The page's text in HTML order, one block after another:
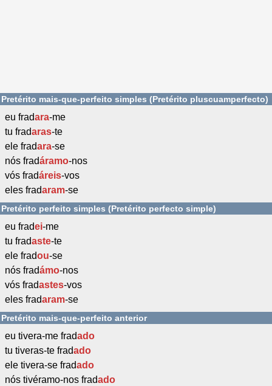
Pretérito mais-que-perfeito simples (Pretérito pluscuamperfecto)
eu fradara-me
tu fradaras-te
ele fradara-se
nós fradáramo-nos
vós fradáreis-vos
eles fradaram-se
Pretérito perfeito simples (Pretérito perfecto simple)
eu fradei-me
tu fradaste-te
ele fradou-se
nós fradámo-nos
vós fradastes-vos
eles fradaram-se
Pretérito mais-que-perfeito anterior
eu tivera-me fradado
tu tiveras-te fradado
ele tivera-se fradado
nós tivéramo-nos fradado